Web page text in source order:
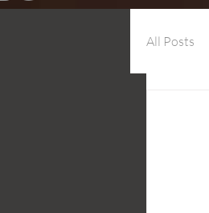
All Posts